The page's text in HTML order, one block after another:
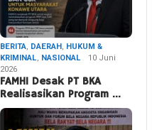
BERITA, DAERAH, HUKUM &
KRIMINAL, NASIONAL
10 Juni
2026
FAMHI Desak PT BKA
Realisasikan Program …